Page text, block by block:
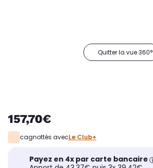
Quitter la vue 360°
157,70€
cagnottés avecLe Club+
Payez en 4x par carte bancaire